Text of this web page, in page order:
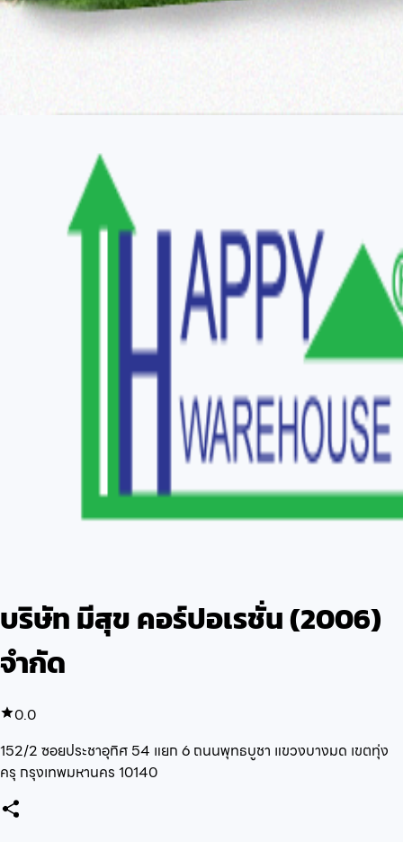
บริษัท มีสุข คอร์ปอเรชั่น (2006)
จำกัด
0.0
152/2 ซอยประชาอุทิศ 54 แยก 6 ถนนพุทธบูชา แขวงบางมด เขตทุ่ง
ครุ กรุงเทพมหานคร 10140